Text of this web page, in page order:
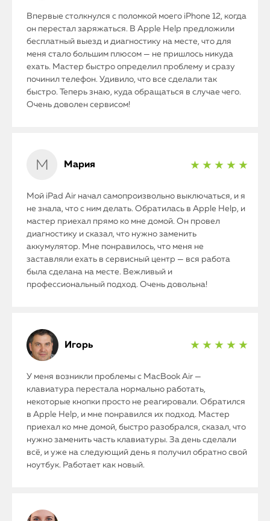
Впервые столкнулся с поломкой моего iPhone 12, когда
он перестал заряжаться. В Apple Help предложили
бесплатный выезд и диагностику на месте, что для
меня стало большим плюсом — не пришлось никуда
ехать. Мастер быстро определил проблему и сразу
починил телефон. Удивило, что все сделали так
быстро. Теперь знаю, куда обращаться в случае чего.
Очень доволен сервисом!
Мария ★ ★ ★ ★ ★
Мой iPad Air начал самопроизвольно выключаться, и я
не знала, что с ним делать. Обратилась в Apple Help, и
мастер приехал прямо ко мне домой. Он провел
диагностику и сказал, что нужно заменить
аккумулятор. Мне понравилось, что меня не
заставляли ехать в сервисный центр — вся работа
была сделана на месте. Вежливый и
профессиональный подход. Очень довольна!
Игорь ★ ★ ★ ★ ★
У меня возникли проблемы с MacBook Air —
клавиатура перестала нормально работать,
некоторые кнопки просто не реагировали. Обратился
в Apple Help, и мне понравился их подход. Мастер
приехал ко мне домой, быстро разобрался, сказал, что
нужно заменить часть клавиатуры. За день сделали
всё, и уже на следующий день я получил обратно свой
ноутбук. Работает как новый.